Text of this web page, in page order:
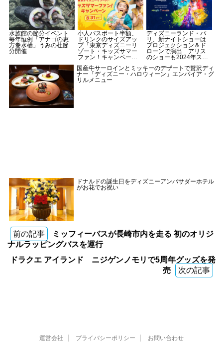
水族館の節分イベント
毎年恒例「アナゴの恵
方巻水槽」うみの杜節
分開催
小人パスポート半額、
ドリンクのサイズアッ
プ「東京ディズニーリ
ゾート・キッズサマー
ファン！キャンペー
ディズニーランド・パ
リ、新ナイトショーは
プロジェクション＆ド
ローンで演出 アリス
のショーも2024年スタ
国産牛サーロインとミッキーのデザートで贅沢ディ
ナー「ディズニー・ハロウィーン」エンパイア・グ
リルメニュー
ドナルドの誕生日をディズニーアンバサダーホテル
がお花でお祝い
前の記事
ミッフィーバスが長崎市内を走る 初のオリジ
ナルラッピングバスを運行
ドラクエ アイランド ニジゲンノモリで5周年グッズを発
売
次の記事
運営会社 プライバシーポリシー お問い合わせ